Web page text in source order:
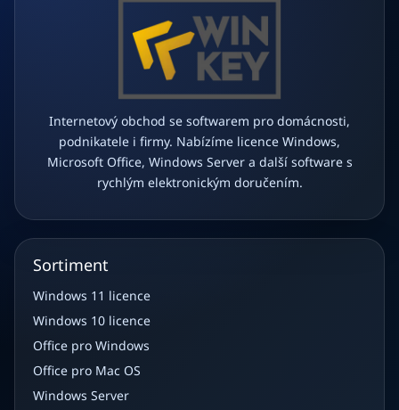
Internetový obchod se softwarem pro domácnosti,
podnikatele i firmy. Nabízíme licence Windows,
Microsoft Office, Windows Server a další software s
rychlým elektronickým doručením.
Sortiment
Windows 11 licence
Windows 10 licence
Office pro Windows
Office pro Mac OS
Windows Server